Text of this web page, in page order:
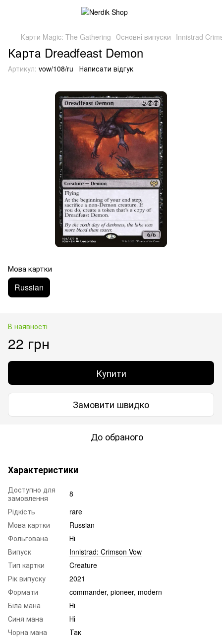
Карти Magic: The Gathering Основні випуски Innistrad
Карта Dreadfeast Demon
Артикул: vow/108/ru Написати відгук
Мова картки
Russian
В наявності
22 грн
Купити
Замовити швидко
До обраного
Характеристики
Доступно для
замовлення
8
Рідкість
rare
Мова картки
Russian
Фольгована
Ні
Випуск
Innistrad: Crimson Vow
Тип картки
Creature
Рік випуску
2021
Формати
commander, pioneer, modern
Біла мана
Ні
Синя мана
Ні
Чорна мана
Так